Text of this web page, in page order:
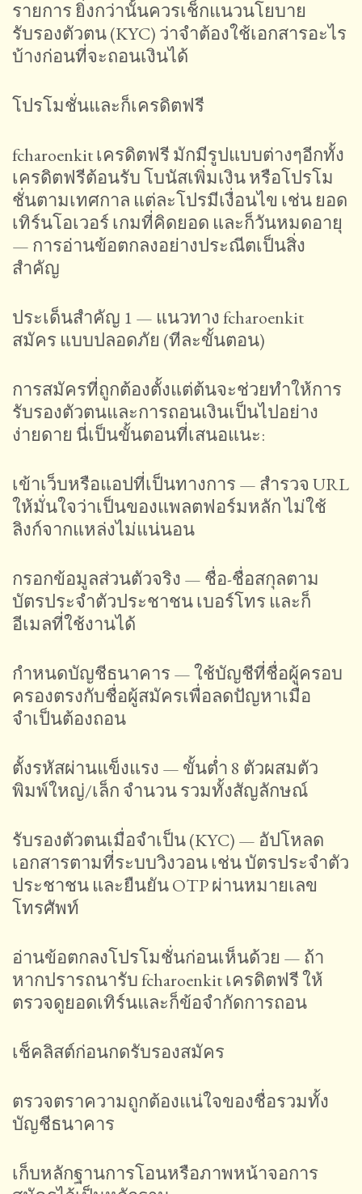
รายการ ยิ่งกว่านั้นควรเช็กแนวนโยบาย
รับรองตัวตน (KYC) ว่าจำต้องใช้เอกสารอะไร
บ้างก่อนที่จะถอนเงินได้
โปรโมชั่นและก็เครดิตฟรี
fcharoenkit เครดิตฟรี มักมีรูปแบบต่างๆอีกทั้ง
เครดิตฟรีต้อนรับ โบนัสเพิ่มเงิน หรือโปรโม
ชั่นตามเทศกาล แต่ละโปรมีเงื่อนไข เช่น ยอด
เทิร์นโอเวอร์ เกมที่คิดยอด และก็วันหมดอายุ
— การอ่านข้อตกลงอย่างประณีตเป็นสิ่ง
สำคัญ
ประเด็นสำคัญ 1 — แนวทาง fcharoenkit
สมัคร แบบปลอดภัย (ทีละขั้นตอน)
การสมัครที่ถูกต้องตั้งแต่ต้นจะช่วยทำให้การ
รับรองตัวตนและการถอนเงินเป็นไปอย่าง
ง่ายดาย นี่เป็นขั้นตอนที่เสนอแนะ:
เข้าเว็บหรือแอปที่เป็นทางการ — สำรวจ URL
ให้มั่นใจว่าเป็นของแพลตฟอร์มหลัก ไม่ใช้
ลิงก์จากแหล่งไม่แน่นอน
กรอกข้อมูลส่วนตัวจริง — ชื่อ-ชื่อสกุลตาม
บัตรประจำตัวประชาชน เบอร์โทร และก็
อีเมลที่ใช้งานได้
กำหนดบัญชีธนาคาร — ใช้บัญชีที่ชื่อผู้ครอบ
ครองตรงกับชื่อผู้สมัครเพื่อลดปัญหาเมื่อ
จำเป็นต้องถอน
ตั้งรหัสผ่านแข็งแรง — ขั้นต่ำ 8 ตัวผสมตัว
พิมพ์ใหญ่/เล็ก จำนวน รวมทั้งสัญลักษณ์
รับรองตัวตนเมื่อจำเป็น (KYC) — อัปโหลด
เอกสารตามที่ระบบวิงวอน เช่น บัตรประจำตัว
ประชาชน และยืนยัน OTP ผ่านหมายเลข
โทรศัพท์
อ่านข้อตกลงโปรโมชั่นก่อนเห็นด้วย — ถ้า
หากปรารถนารับ fcharoenkit เครดิตฟรี ให้
ตรวจดูยอดเทิร์นและก็ข้อจำกัดการถอน
เช็คลิสต์ก่อนกดรับรองสมัคร
ตรวจตราความถูกต้องแน่ใจของชื่อรวมทั้ง
บัญชีธนาคาร
เก็บหลักฐานการโอนหรือภาพหน้าจอการ